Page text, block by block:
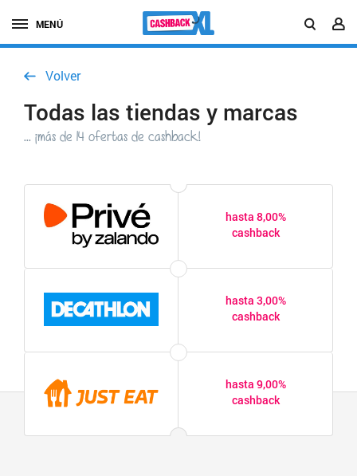
MENÚ
Volver
Todas las tiendas y marcas
... ¡más de 14 ofertas de cashback!
hasta 8,00%
cashback
hasta 3,00%
cashback
hasta 9,00%
cashback